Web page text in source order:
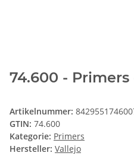
74.600 -
Artikelnummer:
GTIN: 74.600
Kategorie: Primers
Hersteller: Vallejo